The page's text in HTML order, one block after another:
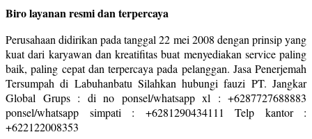
Biro layanan resmi dan terpercaya
Perusahaan didirikan pada tanggal 22 mei 2008 dengan prinsip yang
kuat dari karyawan dan kreatifitas buat menyediakan service paling
baik, paling cepat dan terpercaya pada pelanggan. Jasa Penerjemah
Tersumpah di Labuhanbatu Silahkan hubungi fauzi PT. Jangkar
Global Grups : di no ponsel/whatsapp xl : +6287727688883
ponsel/whatsapp simpati : +6281290434111 Telp kantor :
+622122008353